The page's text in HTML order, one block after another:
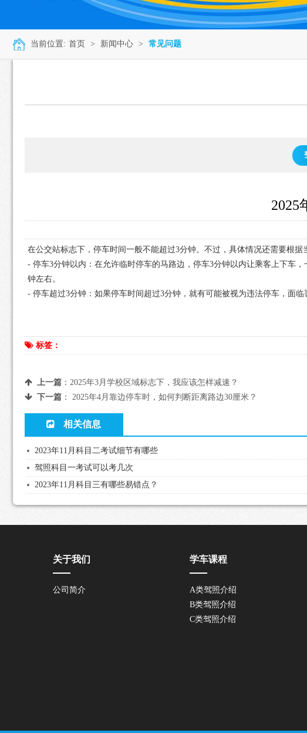
当前位置: 首页 > 新闻中心 > 常见问题
2025
在公交站标志下，停车时间一般不能超过3分钟。不过，具体情况还需要根据
- 停车3分钟以内：在允许临时停车的马路边，停车3分钟以内让乘客上下车
钟左右。
- 停车超过3分钟：如果停车时间超过3分钟，就有可能被视为违法停车，面临
标签：
上一篇： 2025年3月学校区域标志下，我应该怎样减速？
下一篇： 2025年4月靠边停车时，如何判断距离路边30厘米？
相关信息
2023年11月科目二考试细节有哪些
驾照科目一考试可以考几次
2023年11月科目三有哪些易错点？
关于我们
公司简介
学车课程
A类驾照介绍
B类驾照介绍
C类驾照介绍